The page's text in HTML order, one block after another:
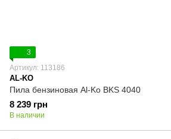
3
Артикул: 113186
AL-KO
Пила бензиновая Al-Ko BKS 4040
8 239 грн
В наличии